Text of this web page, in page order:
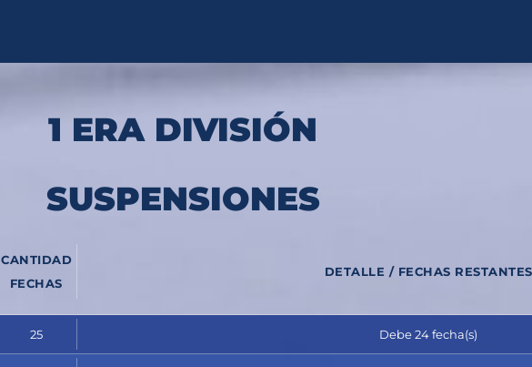
1 ERA DIVISIÓN
SUSPENSIONES
CANTIDAD
FECHAS
DETALLE / FECHAS RESTANTES
25 Debe 24 fecha(s)